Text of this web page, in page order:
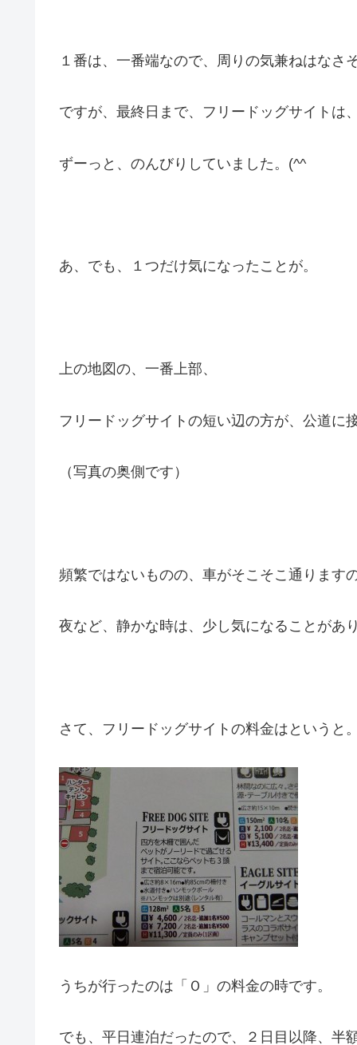
１番は、一番端なので、周りの気兼ねはなさ
ですが、最終日まで、フリードッグサイトは
ずーっと、のんびりしていました。(^^ゞ
あ、でも、１つだけ気になったことが。
上の地図の、一番上部、
フリードッグサイトの短い辺の方が、公道に
（写真の奥側です）
頻繁ではないものの、車がそこそこ通りますの
夜など、静かな時は、少し気になることがあ
さて、フリードッグサイトの料金はというと。
うちが行ったのは「Ｏ」の料金の時です。
でも、平日連泊だったので、２日目以降、半